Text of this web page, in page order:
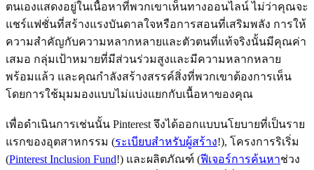
ตนเองแสดงอยู่ในเนื้อหาที่พวกเขาเห็นทางออนไลน์ ไม่ว่าคุณจะ
แชร์แฟชั่นที่สร้างแรงบันดาลใจหรือการสอนที่เสริมพลัง การให้
ความสำคัญกับความหลากหลายและตัวตนที่แท้จริงนั้นมีคุณค่า
เสมอ กลุ่มเป้าหมายที่มีส่วนร่วมสูงและมีความหลากหลาย
พร้อมแล้ว และคุณกำลังสร้างสรรค์สิ่งที่พวกเขาต้องการเห็น
โดยการใช้มุมมองแบบไม่แบ่งแยกกับเนื้อหาของคุณ
เพื่อดำเนินการเช่นนั้น Pinterest จึงได้ออกแบบนโยบายที่เป็นราย
แรกของอุตสาหกรรม (ระเบียบสำหรับผู้สร้าง!), โครงการริเริ่ม
(Pinterest Inclusion Fund!) และผลิตภัณฑ์ (ฟีเจอร์การค้นหาช่วง